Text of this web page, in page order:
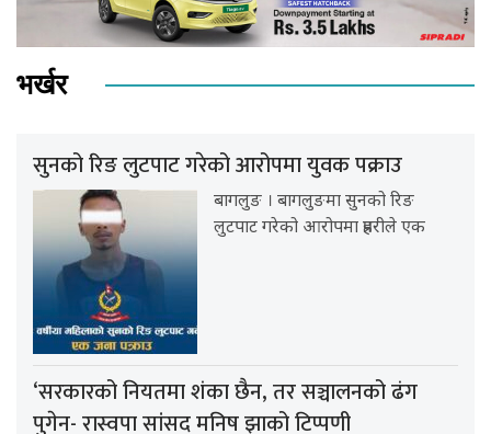
भर्खर
सुनको रिङ लुटपाट गरेको आरोपमा युवक पक्राउ
बागलुङ । बागलुङमा सुनको रिङ
लुटपाट गरेको आरोपमा प्रहरीले एक
‘सरकारको नियतमा शंका छैन, तर सञ्चालनको ढंग
पुगेन- रास्वपा सांसद मनिष झाको टिप्पणी